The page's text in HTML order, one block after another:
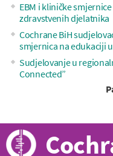
EBM i kliničke
zdravstvenih djelatnika
Cochrane BiH
smjernica na edukaciji
Sudjelovanje u
Connected”